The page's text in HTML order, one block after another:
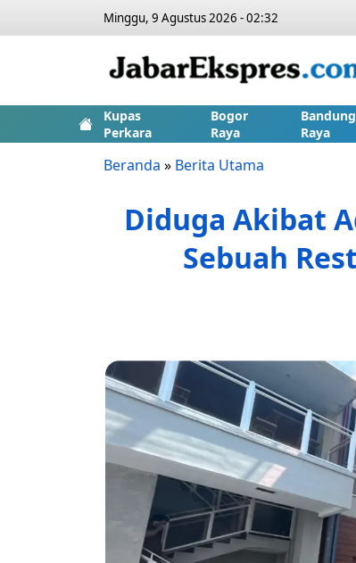
Minggu, 9 Agustus 2026 - 02:32
Kupas
Perkara
Bogor
Raya
Bandung
Raya
Beranda » Berita Utama
Diduga Akibat
Sebuah